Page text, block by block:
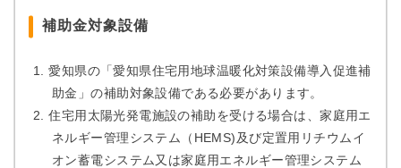
補助金対象設備
愛知県の「愛知県住宅用地球温暖化対策設備導入促進補
助金」の補助対象設備である必要があります。
住宅用太陽光発電施設の補助を受ける場合は、家庭用エ
ネルギー管理システム（HEMS)及び定置用リチウムイ
オン蓄電システム又は家庭用エネルギー管理システム